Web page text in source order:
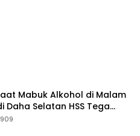
Mabuk Alkohol di Malam
Daha Selatan HSS Tega